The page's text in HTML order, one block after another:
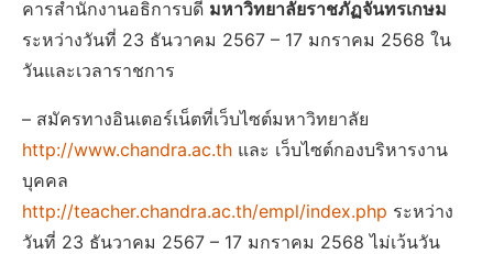
คารสํานักงานอธิการบดี มหาวิทยาลัยราชภัฏจันทรเกษม
ระหว่างวันที่ 23 ธันวาคม 2567 – 17 มกราคม 2568 ใน
วันและเวลาราชการ
– สมัครทางอินเตอร์เน็ตที่เว็บไซต์มหาวิทยาลัย
http://www.chandra.ac.th และ เว็บไซต์กองบริหารงาน
บุคคล
http://teacher.chandra.ac.th/empl/index.php ระหว่าง
วันที่ 23 ธันวาคม 2567 – 17 มกราคม 2568 ไม่เว้นวัน